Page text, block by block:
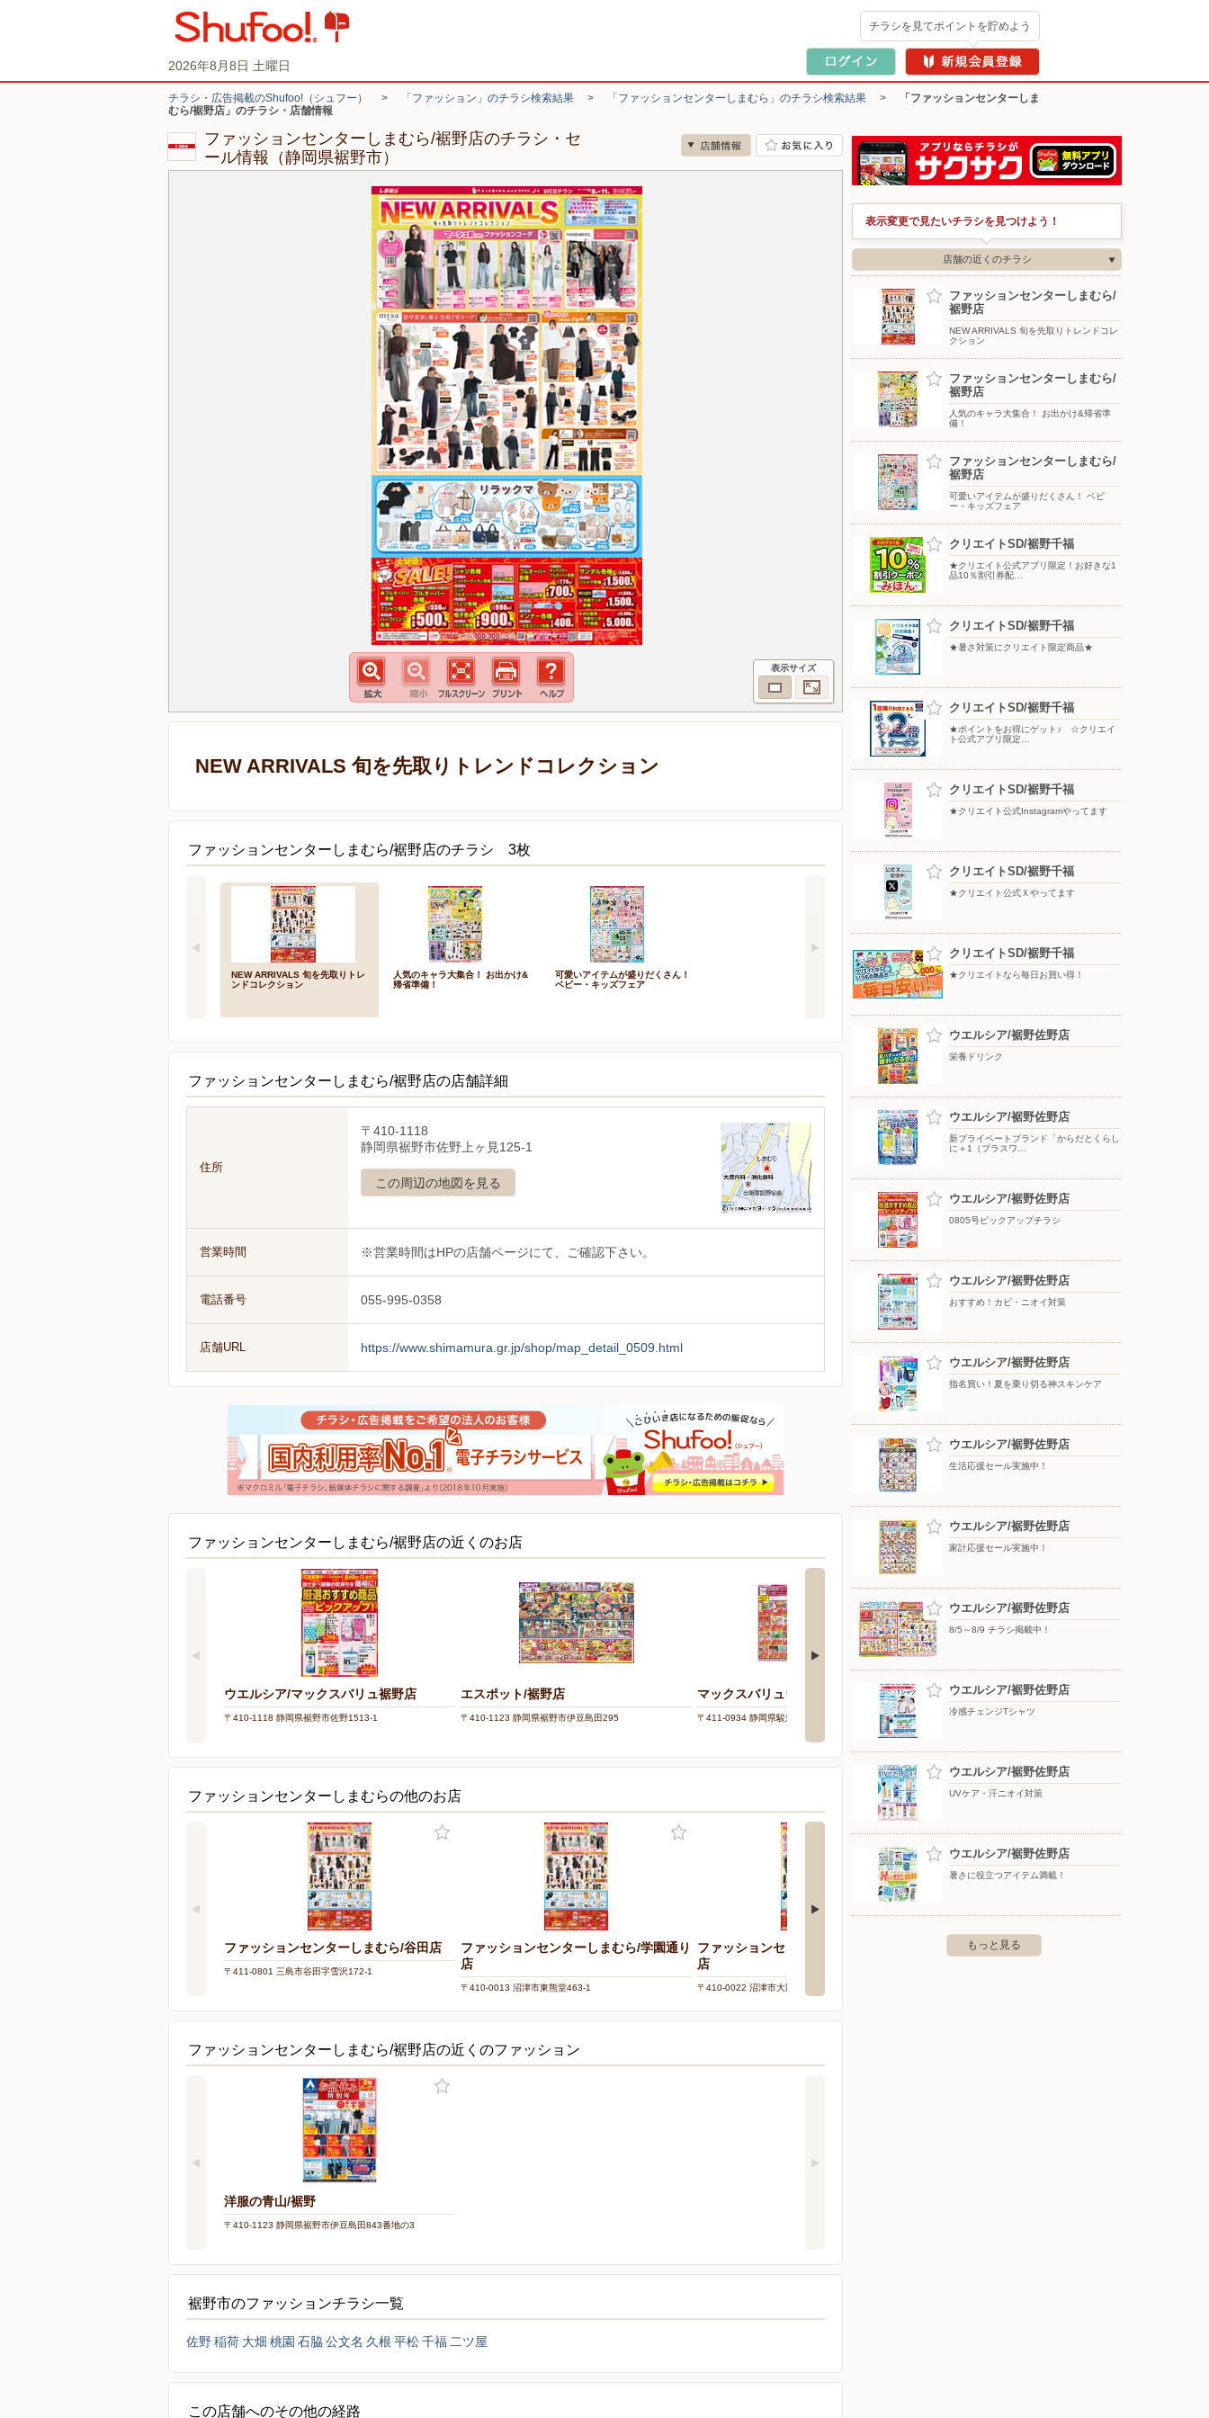
2026年8月8日 土曜日
チラシを見てポイントを貯めよう
チラシ・広告掲載のShufoo!（シュフー） > 「ファッション」のチラシ検索結果 > 「ファッションセンターしまむら」のチラシ検索結果 >
「ファッションセンターしま
むら/裾野店」のチラシ・店舗情報
ファッションセンターしまむら/裾野店のチラシ・セ
ール情報（静岡県裾野市）
表示サイズ
NEW ARRIVALS 旬を先取りトレンドコレクション
ファッションセンターしまむら/裾野店のチラシ 3枚
NEW ARRIVALS 旬を先取りトレ
ンドコレクション
人気のキャラ大集合！ お出かけ&
帰省準備！
可愛いアイテムが盛りだくさん！
ベビー・キッズフェア
ファッションセンターしまむら/裾野店の店舗詳細
住所
〒410-1118
静岡県裾野市佐野上ヶ見125-1
この周辺の地図を見る
営業時間 ※営業時間はHPの店舗ページにて、ご確認下さい。
電話番号 055-995-0358
店舗URL https://www.shimamura.gr.jp/shop/map_detail_0509.html
ファッションセンターしまむら/裾野店の近くのお店
ウエルシア/マックスバリュ裾野店
〒410-1118 静岡県裾野市佐野1513-1
エスポット/裾野店
〒410-1123 静岡県裾野市伊豆島田295
マックスバリュウェルディ長泉店
〒411-0934 静岡県駿東郡長泉町下長窪1076-1
ノジマ/御殿場店
〒412-0043 静岡県御殿場市新橋914-1
ファッションセンターしまむらの他のお店
ファッションセンターしまむら/谷田店
〒411-0801 三島市谷田字雪沢172-1
ファッションセンターしまむら/学園通り
店
〒410-0013 沼津市東熊堂463-1
ファッションセンターしまむら/西友沼津
店
〒410-0022 沼津市大岡1330-1
ファッションセンターしまむら/大塚店
ファッションセンターしまむら/裾野店の近くのファッション
洋服の青山/裾野
〒410-1123 静岡県裾野市伊豆島田843番地の3
裾野市のファッションチラシ一覧
佐野稲荷 大畑 桃園 石脇公文名 久根 平松千福 二ツ屋
この店舗へのその他の経路
表示変更で見たいチラシを見つけよう！
店舗の近くのチラシ
ファッションセンターしまむら/
裾野店
NEW ARRIVALS 旬を先取りトレンドコレ
クション
ファッションセンターしまむら/
裾野店
人気のキャラ大集合！ お出かけ&帰省準
備！
ファッションセンターしまむら/
裾野店
可愛いアイテムが盛りだくさん！ ベビ
ー・キッズフェア
クリエイトSD/裾野千福
★クリエイト公式アプリ限定！お好きな1
品10％割引券配…
クリエイトSD/裾野千福
★暑さ対策にクリエイト限定商品★
クリエイトSD/裾野千福
★ポイントをお得にゲット♪ ☆クリエイ
ト公式アプリ限定…
クリエイトSD/裾野千福
★クリエイト公式Instagramやってます
クリエイトSD/裾野千福
★クリエイト公式Ｘやってます
クリエイトSD/裾野千福
★クリエイトなら毎日お買い得！
ウエルシア/裾野佐野店
栄養ドリンク
ウエルシア/裾野佐野店
新プライベートブランド「からだとくらし
に＋1（プラスワ…
ウエルシア/裾野佐野店
0805号ピックアップチラシ
ウエルシア/裾野佐野店
おすすめ！カビ・ニオイ対策
ウエルシア/裾野佐野店
指名買い！夏を乗り切る神スキンケア
ウエルシア/裾野佐野店
生活応援セール実施中！
ウエルシア/裾野佐野店
家計応援セール実施中！
ウエルシア/裾野佐野店
8/5～8/9 チラシ掲載中！
ウエルシア/裾野佐野店
冷感チェンジTシャツ
ウエルシア/裾野佐野店
UVケア・汗ニオイ対策
ウエルシア/裾野佐野店
暑さに役立つアイテム満載！
もっと見る